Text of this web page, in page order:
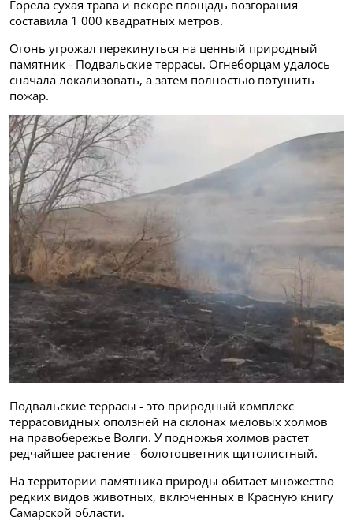
Горела сухая трава и вскоре площадь возгорания
составила 1 000 квадратных метров.
Огонь угрожал перекинуться на ценный природный
памятник - Подвальские террасы. Огнеборцам удалось
сначала локализовать, а затем полностью потушить
пожар.
Подвальские террасы - это природный комплекс
террасовидных оползней на склонах меловых холмов
на правобережье Волги. У подножья холмов растет
редчайшее растение - болотоцветник щитолистный.
На территории памятника природы обитает множество
редких видов животных, включенных в Красную книгу
Самарской области.